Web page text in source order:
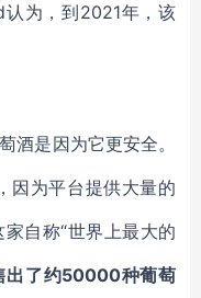
为，到2021年， 该
酒是因为它更安全。
因为平台提供大量的
家自称“世界上最大的
出了约50000种葡萄